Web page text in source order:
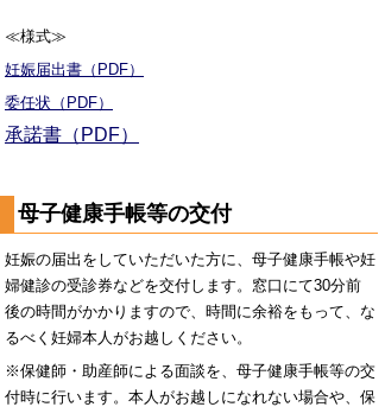
≪様式≫
妊娠届出書（PDF）
委任状（PDF）
承諾書（PDF）
母子健康手帳等の交付
妊娠の届出をしていただいた方に、母子健康手帳や妊
婦健診の受診券などを交付します。窓口にて30分前
後の時間がかかりますので、時間に余裕をもって、な
るべく妊婦本人がお越しください。
※保健師・助産師による面談を、母子健康手帳等の交
付時に行います。本人がお越しになれない場合や、保